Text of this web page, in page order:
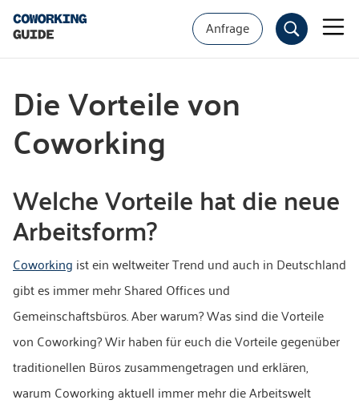
Anfrage
Die Vorteile von
Coworking
Welche Vorteile hat die neue
Arbeitsform?
Coworking ist ein weltweiter Trend und auch in Deutschland
gibt es immer mehr Shared Offices und
Gemeinschaftsbüros. Aber warum? Was sind die Vorteile
von Coworking? Wir haben für euch die Vorteile gegenüber
traditionellen Büros zusammengetragen und erklären,
warum Coworking aktuell immer mehr die Arbeitswelt